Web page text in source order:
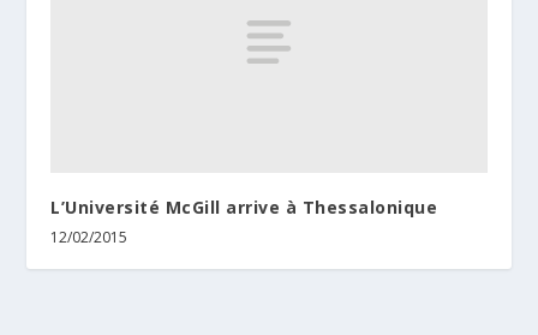
L’Université McGill arrive à Thessalonique
12/02/2015